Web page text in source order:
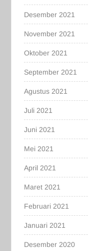
Desember 2021
November 2021
Oktober 2021
September 2021
Agustus 2021
Juli 2021
Juni 2021
Mei 2021
April 2021
Maret 2021
Februari 2021
Januari 2021
Desember 2020